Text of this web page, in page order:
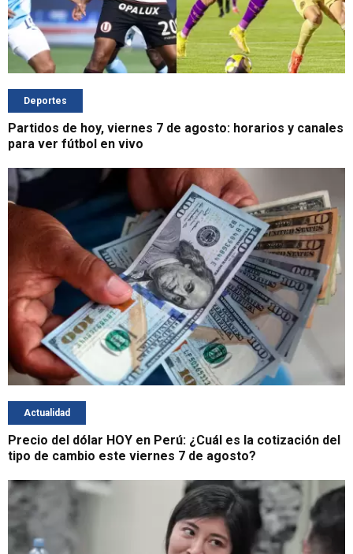
Deportes
Partidos de hoy, viernes 7 de agosto: horarios y canales
para ver fútbol en vivo
Actualidad
Precio del dólar HOY en Perú: ¿Cuál es la cotización del
tipo de cambio este viernes 7 de agosto?